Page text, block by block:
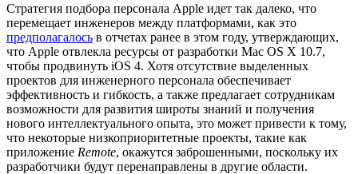
Стратегия подбора персонала Apple идет так далеко, что
перемещает инженеров между платформами, как это
предполагалось в отчетах ранее в этом году, утверждающих,
что Apple отвлекла ресурсы от разработки Mac OS X 10.7,
чтобы продвинуть iOS 4. Хотя отсутствие выделенных
проектов для инженерного персонала обеспечивает
эффективность и гибкость, а также предлагает сотрудникам
возможности для развития широты знаний и получения
нового интеллектуального опыта, это может привести к тому,
что некоторые низкоприоритетные проекты, такие как
приложение Remote, окажутся заброшенными, поскольку их
разработчики будут перенаправлены в другие области.